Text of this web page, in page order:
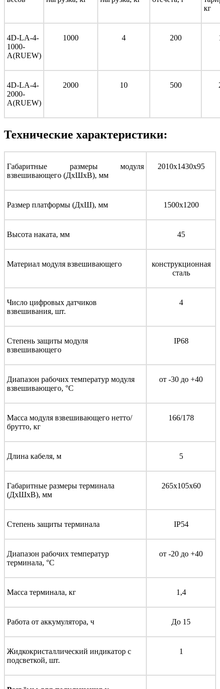
кг
4D-LA-4-
1000-
A(RUEW)
1000 4 200
4D-LA-4-
2000-
A(RUEW)
2000 10 500
Технические характеристики:
Габаритные размеры модуля
взвешивающего (ДхШхВ), мм
2010х1430х95
Размер платформы (ДхШ), мм 1500х1200
Высота наката, мм 45
Материал модуля взвешивающего
конструкционная
сталь
Число цифровых датчиков
взвешивания, шт.
4
Степень защиты модуля
взвешивающего
IP68
Диапазон рабочих температур модуля
взвешивающего, °С
от -30 до +40
Масса модуля взвешивающего нетто/
брутто, кг
166/178
Длина кабеля, м 5
Габаритные размеры терминала
(ДхШхВ), мм
265x105x60
Степень защиты терминала IP54
Диапазон рабочих температур
терминала, °С
от -20 до +40
Масса терминала, кг 1,4
Работа от аккумулятора, ч До 15
Жидкокристаллический индикатор с
подсветкой, шт.
1